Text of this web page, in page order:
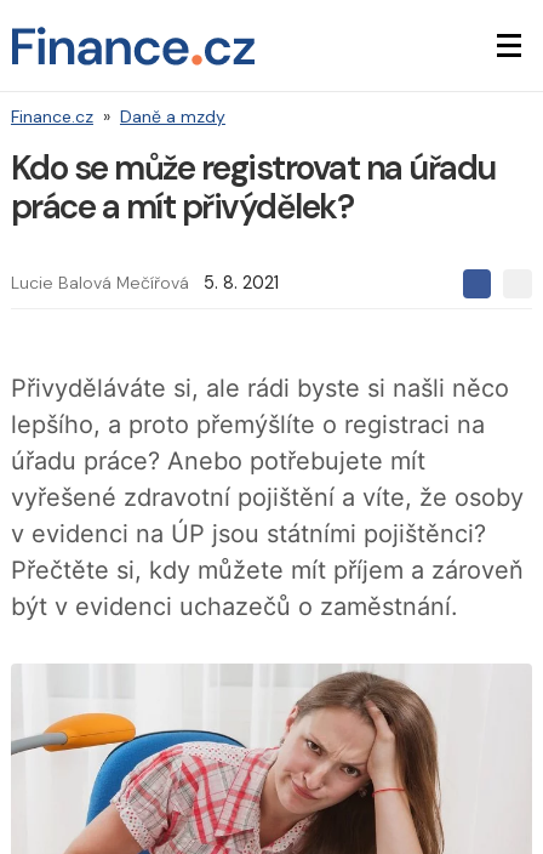
Finance.cz » Daně a mzdy
Kdo se může registrovat na úřadu
práce a mít přivýdělek?
Lucie Balová Mečířová 5. 8. 2021
S
l
e
S
j
e
a
e
o
í
X
Přivyděláváte si, ale rádi byste si našli něco
lepšího, a proto přemýšlíte o registraci na
úřadu práce? Anebo potřebujete mít
vyřešené zdravotní pojištění a víte, že osoby
v evidenci na ÚP jsou státními pojištěnci?
Přečtěte si, kdy můžete mít příjem a zároveň
být v evidenci uchazečů o zaměstnání.